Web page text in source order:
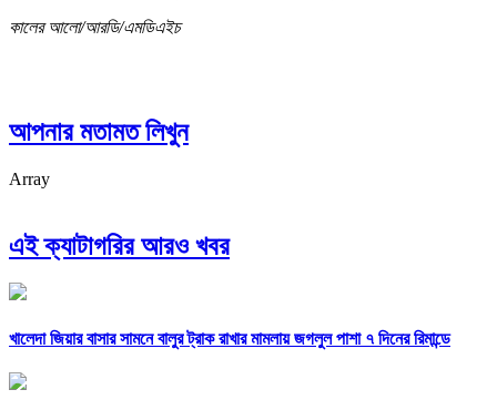
কালের আলো/আরডি/এমডিএইচ
আপনার মতামত লিখুন
Array
এই ক্যাটাগরির আরও খবর
খালেদা জিয়ার বাসার সামনে বালুর ট্রাক রাখার মামলায় জগলুল পাশা ৭ দিনের রিমান্ডে